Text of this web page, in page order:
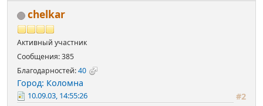
chelkar
Активный участник
Сообщения: 385
Благодарностей:40
Город: Коломна
#2
10.09.03, 14:55:26